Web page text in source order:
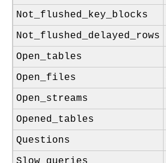
Not_flushed_key_blocks
Not_flushed_delayed_rows
Open_tables
Open_files
Open_streams
Opened_tables
Questions